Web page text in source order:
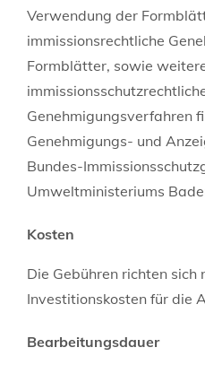
Verwendung der
immissionsrechtliche
Formblätter, sowie
Genehmigungsverfahren
Genehmigungs- und
Bundes-
Umweltministeriums
Kosten
Die Gebühren richten sich
Investitionskosten für die
Bearbeitungsdauer